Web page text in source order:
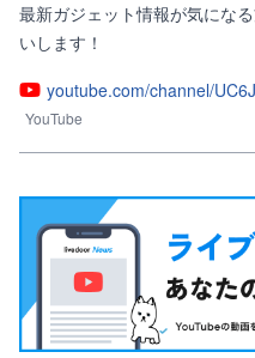
最新ガジェット情報が気にな
いします！
youtube.com/channel/
YouTube